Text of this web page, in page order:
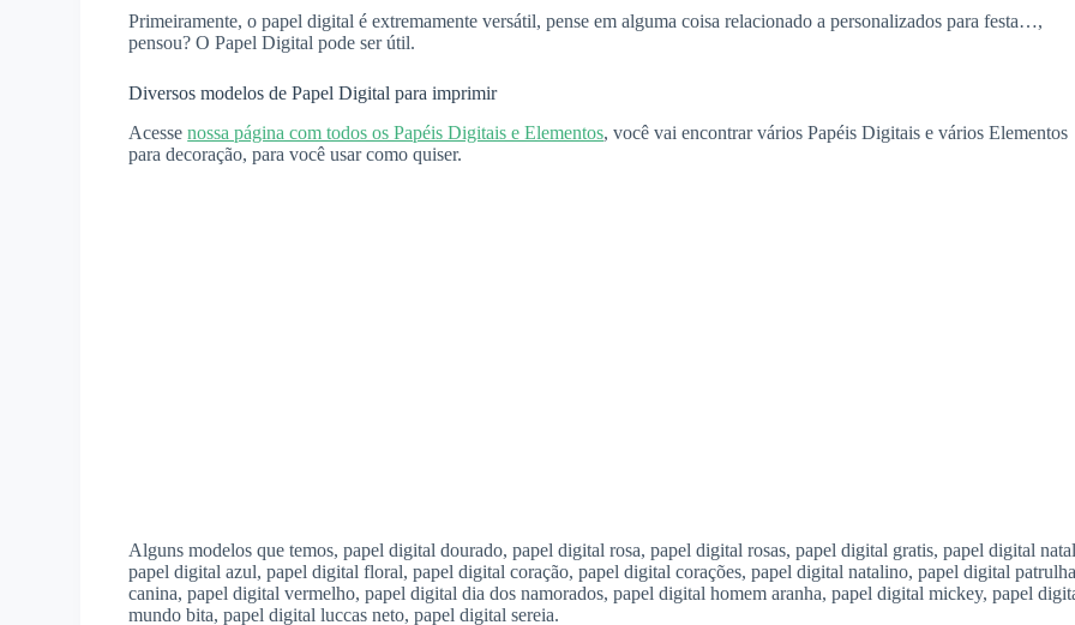
Primeiramente, o papel digital é extremamente versátil, pense em alguma coisa relacionado a personalizados para festa…,
pensou? O Papel Digital pode ser útil.
Diversos modelos de Papel Digital para imprimir
Acessenossa página com todos os Papéis Digitais e Elementos, você vai encontrar vários Papéis Digitais e vários Elementos
para decoração, para você usar como quiser.
Alguns modelos que temos, papel digital dourado, papel digital rosa, papel digital rosas, papel digital gratis, papel digital
papel digital azul, papel digital floral, papel digital coração, papel digital corações, papel digital natalino, papel digital
canina, papel digital vermelho, papel digital dia dos namorados, papel digital homem aranha, papel digital mickey, papel
mundo bita, papel digital luccas neto, papel digital sereia.